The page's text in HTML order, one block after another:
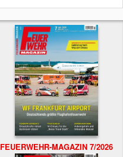
FEUERWEHR-MAGAZIN 7/2026